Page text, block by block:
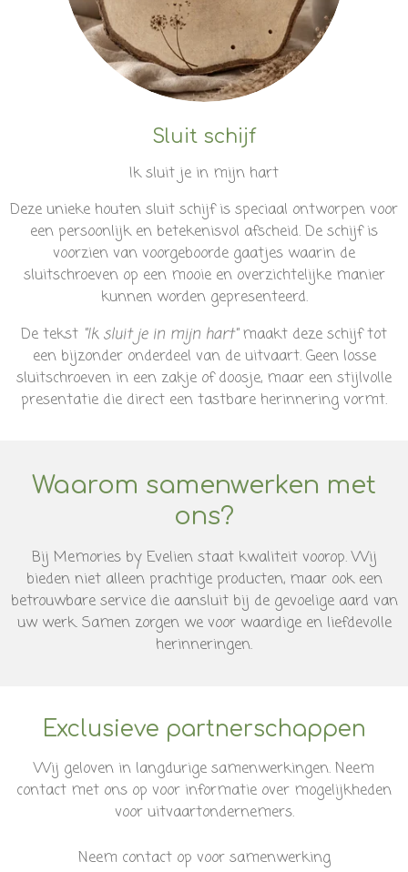
Sluit schijf
Ik sluit je in mijn hart
Deze unieke houten sluit schijf is speciaal ontworpen voor
een persoonlijk en betekenisvol afscheid. De schijf is
voorzien van voorgeboorde gaatjes waarin de
sluitschroeven op een mooie en overzichtelijke manier
kunnen worden gepresenteerd.
De tekst "Ik sluit je in mijn hart"maakt deze schijf tot
een bijzonder onderdeel van de uitvaart. Geen losse
sluitschroeven in een zakje of doosje, maar een stijlvolle
presentatie die direct een tastbare herinnering vormt.
Waarom samenwerken met
ons?
Bij Memories by Evelien staat kwaliteit voorop. Wij
bieden niet alleen prachtige producten, maar ook een
betrouwbare service die aansluit bij de gevoelige aard van
uw werk. Samen zorgen we voor waardige en liefdevolle
herinneringen.
Exclusieve partnerschappen
Wij geloven in langdurige samenwerkingen. Neem
contact met ons op voor informatie over mogelijkheden
voor uitvaartondernemers.
Neem contact op voor samenwerking